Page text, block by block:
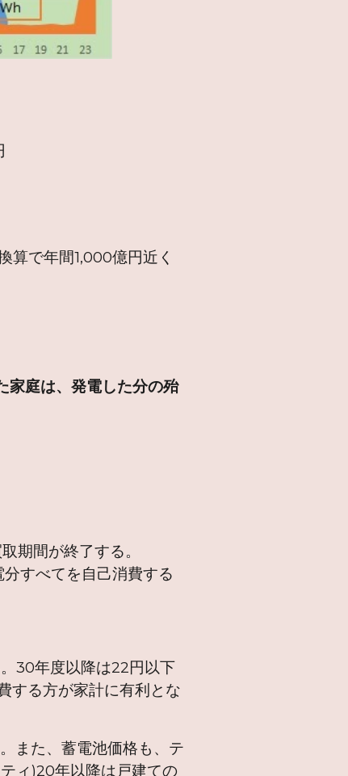
算で年間1,000億円近く
家庭は、発電した分の殆
期間が終了する。
すべてを自己消費する
30年度以降は22円以下
する方が家計に有利とな
また、蓄電池価格も、テ
ィ)20年以降は戸建ての